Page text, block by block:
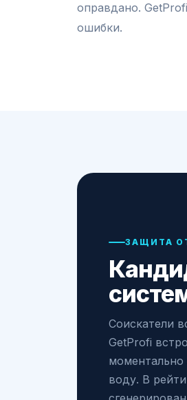
оправдано.
ошибки.
ЗАЩИТА
Соискатели
GetProfi
воду. В